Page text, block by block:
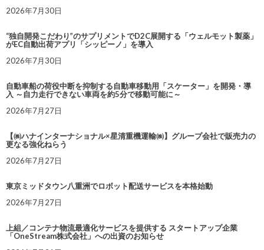
2026年7月30日
“独自開発こだわり”のサプリメントでD2C展開する「ウェルモット製薬」
がEC自動出荷アプリ「シッピーノ」を導入
2026年7月30日
自動車船の荷役中断を抑制する自動車移動用「スケーター」を開発・導
入 ～自力走行できない車両を約5分で移動可能に～
2026年7月27日
【㈱ハナインターナショナル×星清重機運輸㈱】グループ会社で販売力の
更なる強化ねらう
2026年7月27日
東京ミッドタウン八重洲でロボット配送サービスを本格始動
2026年7月27日
上組／コンテナ物流最適化サービスを提供する スタートアップ企業
「OneStream株式会社」への出資のお知らせ